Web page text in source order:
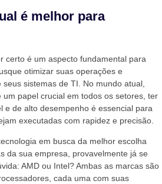
é melhor para
certo é um aspecto fundamental para
otimizar suas operações e
sistemas de TI. No mundo atual,
papel crucial em todos os setores, ter
e de alto desempenho é essencial para
executadas com rapidez e precisão.
em busca da melhor escolha
da sua empresa, provavelmente já se
AMD ou Intel? Ambas as marcas são
cada uma com suas